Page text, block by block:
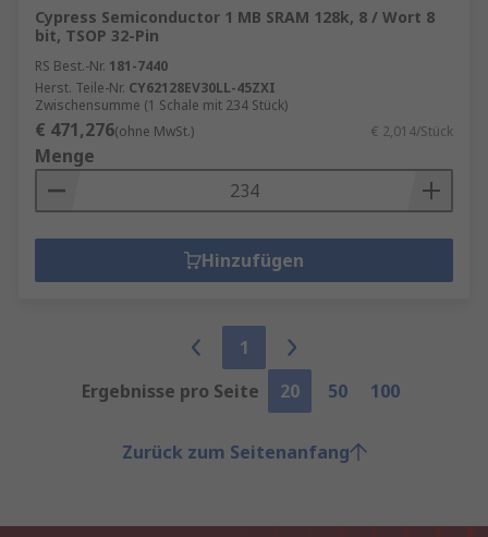
Cypress Semiconductor 1 MB SRAM 128k, 8 / Wort 8
bit, TSOP 32-Pin
RS Best.-Nr. 181-7440
Herst. Teile-Nr. CY62128EV30LL-45ZXI
Zwischensumme (1 Schale mit 234 Stück)
€ 471,276(ohne MwSt.) € 2,014/Stück
Menge
Hinzufügen
1
Ergebnisse pro Seite
20 50 100
Zurück zum Seitenanfang